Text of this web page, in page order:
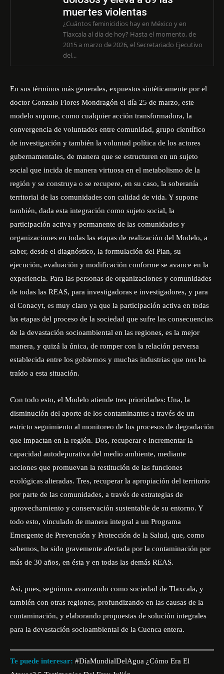
muertes violentas
¿Cuántos feminicidios hay en México y en
Tlaxcala al día de hoy? Hasta el momento, de
2015 a marzo de 2026, el Secretariado Ejecutivo
del...
En sus términos más generales, expuestos sintéticamente por el
doctor Gonzalo Flores Mondragón el día 25 de marzo, este
modelo supone, como cualquier acción transformadora, la
convergencia de voluntades entre comunidad, grupo científico
de investigación y también la voluntad política de los actores
gubernamentales, de manera que se estructuren en un sujeto
social que incida de manera virtuosa en el metabolismo de la
región y se construya o se recupere, en su caso, la soberanía
territorial de las comunidades con calidad de vida. Y supone
también, dada esta integración como sujeto social, la
participación activa y permanente de las comunidades y
organizaciones en todas las etapas de realización del Modelo, a
saber, desde el diagnóstico, la formulación del Plan, su
ejecución, evaluación y modificación conforme se avance en la
experiencia. Para las personas de organizaciones y comunidades
de todas las REAS, para investigadoras e investigadores, y para
el Conacyt, es muy claro ya que la participación activa en todas
las etapas del proceso de la sociedad que sufre las consecuencias
de la devastación socioambiental en las regiones, es la mejor
manera, y quizá la única, de romper con la relación perversa
establecida entre los gobiernos y muchas industrias que nos ha
traído a esta situación.
Con todo esto, el Modelo atiende tres prioridades: Una, la
disminución del aporte de los contaminantes a través de un
estricto seguimiento al monitoreo de los procesos de degradación
que impactan en la región. Dos, recuperar e incrementar la
capacidad autodepurativa del medio ambiente, mediante
acciones que promuevan la restitución de las funciones
ecológicas alteradas. Tres, recuperar la apropiación del territorio
por parte de las comunidades, a través de estrategias de
aprovechamiento y conservación sustentable de su entorno. Y
todo esto, vinculado de manera integral a un Programa
Emergente de Prevención y Protección de la Salud, que, como
sabemos, ha sido gravemente afectada por la contaminación por
más de 30 años, en ésta y en todas las demás REAS.
Así, pues, seguimos avanzando como sociedad de Tlaxcala, y
también con otras regiones, profundizando en las causas de la
contaminación, y elaborando propuestas de solución integrales
para la devastación socioambiental de la Cuenca entera.
Te puede interesar: #DíaMundialDelAgua ¿Cómo Era El